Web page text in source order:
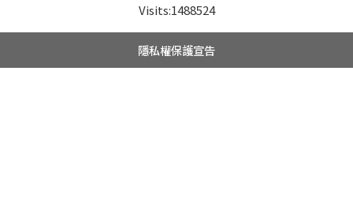
Visits:1488524
隱私權保護宣告